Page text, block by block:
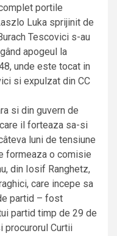
portile
Luka sprijinit de
Tescovici s-au
apogeul la
unde este tocat in
si expulzat din CC
si din guvern de
il forteaza sa-si
luni de tensiune
formeaza o comisie
din Iosif Ranghetz,
care incepe sa
partid – fost
partid timp de 29 de
procurorul Curtii